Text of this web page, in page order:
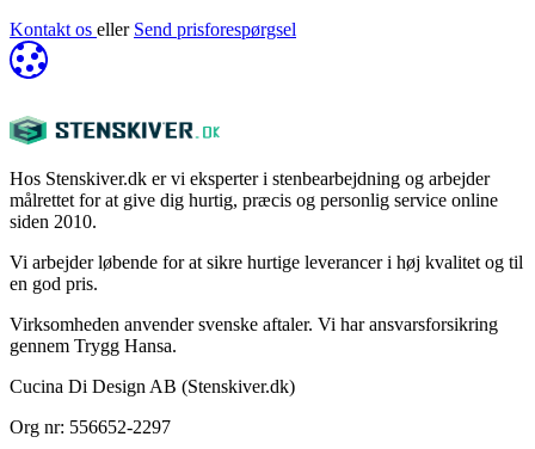
Kontakt os eller Send prisforespørgsel
Hos Stenskiver.dk er vi eksperter i stenbearbejdning og arbejder
målrettet for at give dig hurtig, præcis og personlig service online
siden 2010.
Vi arbejder løbende for at sikre hurtige leverancer i høj kvalitet og til
en god pris.
Virksomheden anvender svenske aftaler. Vi har ansvarsforsikring
gennem Trygg Hansa.
Cucina Di Design AB (Stenskiver.dk)
Org nr: 556652-2297